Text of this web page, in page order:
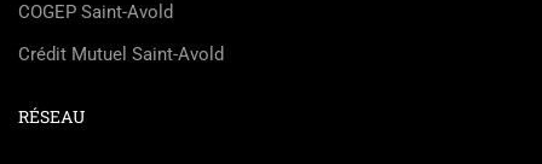
COGEP Saint-Avold
Crédit Mutuel Saint-Avold
RÉSEAU